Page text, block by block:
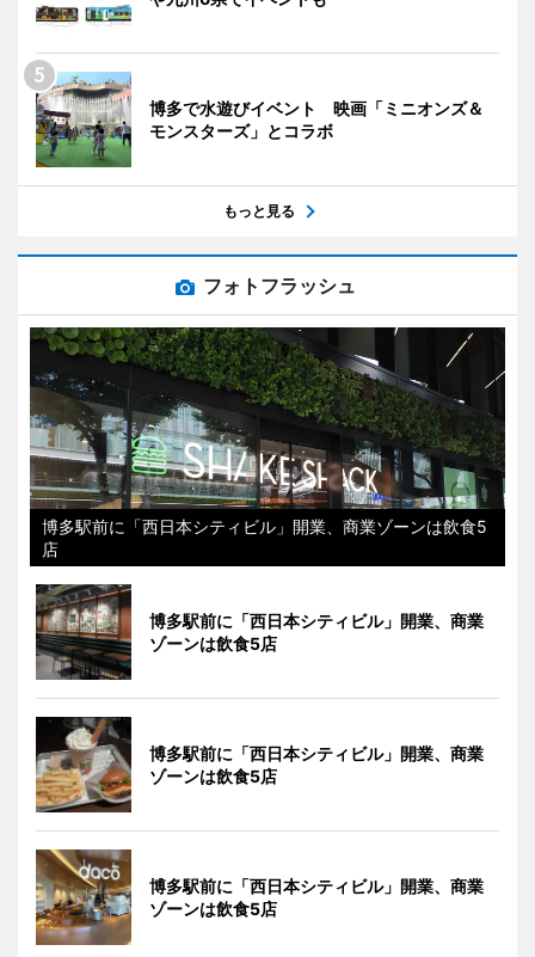
博多で水遊びイベント 映画「ミニオンズ＆
モンスターズ」とコラボ
もっと見る
フォトフラッシュ
博多駅前に「西日本シティビル」開業、商業ゾーンは飲食5
店
博多駅前に「西日本シティビル」開業、商業
ゾーンは飲食5店
博多駅前に「西日本シティビル」開業、商業
ゾーンは飲食5店
博多駅前に「西日本シティビル」開業、商業
ゾーンは飲食5店